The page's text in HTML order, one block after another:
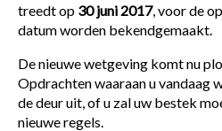
treedt op 30 juni 2017, voor de
datum worden bekendgemaakt.
De nieuwe wetgeving komt nu
Opdrachten waaraan u vandaag
de deur uit, of u zal uw bestek
nieuwe regels.